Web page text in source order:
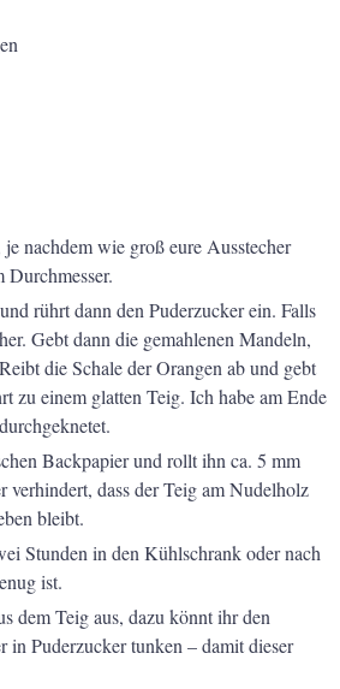
nachdem wie groß eure Ausstecher
rührt dann den Puderzucker ein. Falls
Gebt dann die gemahlenen Mandeln,
die Schale der Orangen ab und gebt
zu einem glatten Teig. Ich habe am Ende
Backpapier und rollt ihn ca. 5 mm
verhindert, dass der Teig am Nudelholz
bleibt.
Stunden in den Kühlschrank oder nach
ist.
dem Teig aus, dazu könnt ihr den
in Puderzucker tunken – damit dieser